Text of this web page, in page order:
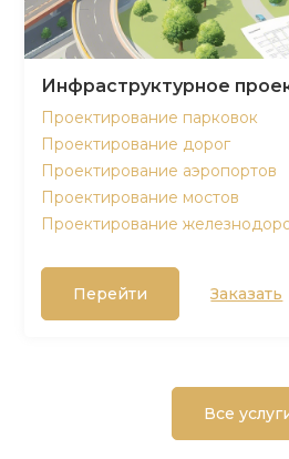
Инфраструктурное
Проектирование парковок
Проектирование дорог
Проектирование аэропортов
Проектирование мостов
Проектирование
Перейти Заказать
Все